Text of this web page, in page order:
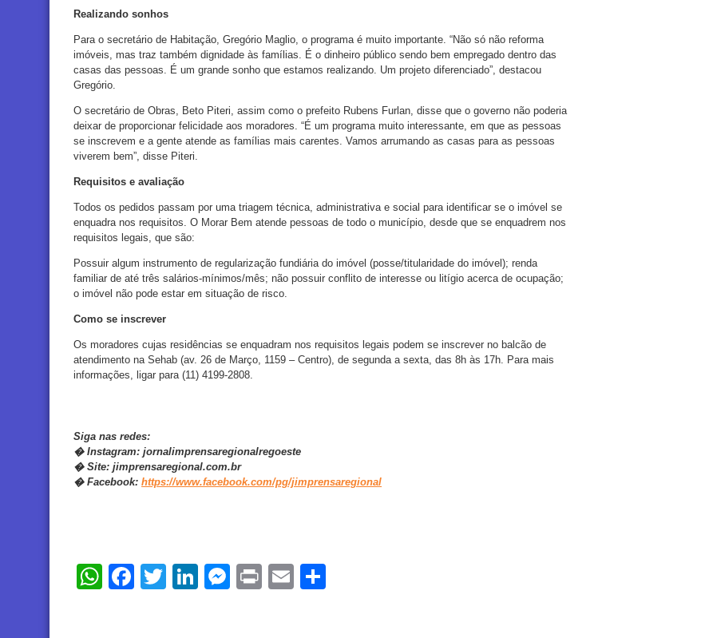
Realizando sonhos
Para o secretário de Habitação, Gregório Maglio, o programa é muito importante. “Não só não reforma
imóveis, mas traz também dignidade às famílias. É o dinheiro público sendo bem empregado dentro das
casas das pessoas. É um grande sonho que estamos realizando. Um projeto diferenciado”, destacou
Gregório.
O secretário de Obras, Beto Piteri, assim como o prefeito Rubens Furlan, disse que o governo não poderia
deixar de proporcionar felicidade aos moradores. “É um programa muito interessante, em que as pessoas
se inscrevem e a gente atende as famílias mais carentes. Vamos arrumando as casas para as pessoas
viverem bem”, disse Piteri.
Requisitos e avaliação
Todos os pedidos passam por uma triagem técnica, administrativa e social para identificar se o imóvel se
enquadra nos requisitos. O Morar Bem atende pessoas de todo o município, desde que se enquadrem nos
requisitos legais, que são:
Possuir algum instrumento de regularização fundiária do imóvel (posse/titularidade do imóvel); renda
familiar de até três salários-mínimos/mês; não possuir conflito de interesse ou litígio acerca de ocupação;
o imóvel não pode estar em situação de risco.
Como se inscrever
Os moradores cujas residências se enquadram nos requisitos legais podem se inscrever no balcão de
atendimento na Sehab (av. 26 de Março, 1159 – Centro), de segunda a sexta, das 8h às 17h. Para mais
informações, ligar para (11) 4199-2808.
Siga nas redes:
�Instagram: jornalimprensaregionalregoeste
�Site: jimprensaregional.com.br
�Facebook: https://www.facebook.com/pg/jimprensaregional
WhatsApp
Facebook
TwitterLinkedIn
Messenger
PrintEmail